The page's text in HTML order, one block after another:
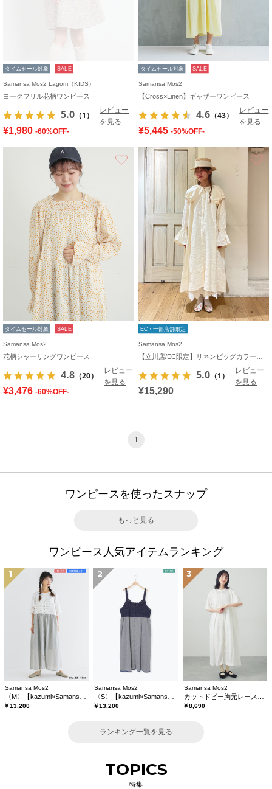
タイムセール対象 SALE
Samansa Mos2 Lagom（KIDS）
ヨークフリル花柄ワンピース
5.0 （1）
レビュー
を見る
¥1,980 -60%OFF-
タイムセール対象 SALE
Samansa Mos2
【Cross×Linen】ギャザーワンピース
4.6 （43）
レビュー
を見る
¥5,445 -50%OFF-
お気に入り
タイムセール対象 SALE
Samansa Mos2
花柄シャーリングワンピース
4.8 （20）
レビュー
を見る
¥3,476 -60%OFF-
EC・一部店舗限定
Samansa Mos2
5.0 （1）
レビュー
を見る
¥15,290
1
ワンピースを使ったスナップ
もっと見る
ワンピース人気アイテムランキング
1
Samansa Mos2
￥13,200
2
Samansa Mos2
￥13,200
3
Samansa Mos2
￥8,690
ランキング一覧を見る
TOPICS
特集